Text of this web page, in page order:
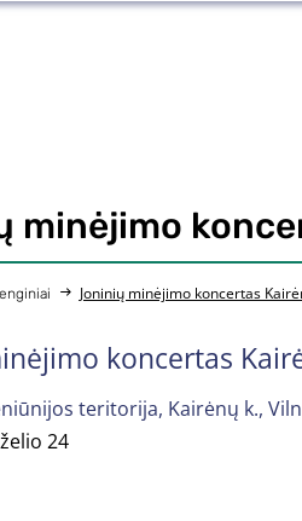
minėjimo
Joninių minėjimo koncertas
koncertas
teritorija, Kairėnų k.,
24